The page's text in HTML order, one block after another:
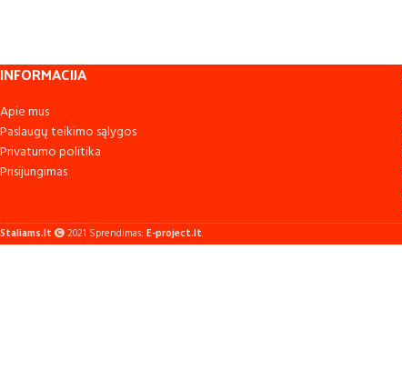
INFORMACIJA
Apie mus
Paslaugų teikimo sąlygos
Privatumo politika
Prisijungimas
Staliams.lt 2021 Sprendimas: E-project.lt.